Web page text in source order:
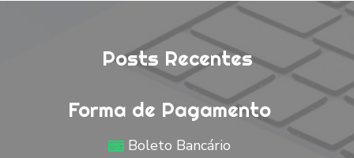
Posts Recentes
Forma de Pagamento
Boleto Bancário